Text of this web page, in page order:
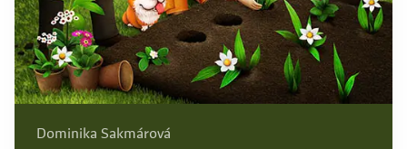
Dominika Sakmárová